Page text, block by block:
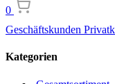
0
Geschäftskunden
Kategorien